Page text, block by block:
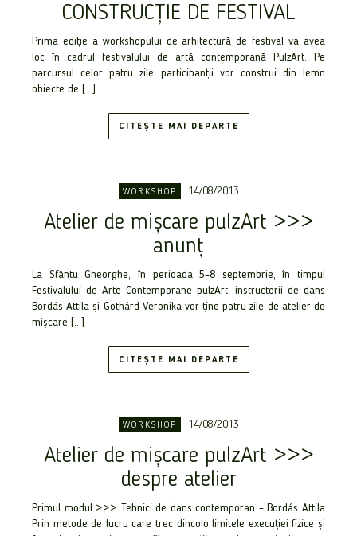
CONSTRUCȚIE DE FESTIVAL
Prima ediție a workshopului de arhitectură de festival va avea
loc în cadrul festivalului de artă contemporană PulzArt. Pe
parcursul celor patru zile participanții vor construi din lemn
obiecte de […]
CITEȘTE MAI DEPARTE
WORKSHOP 14/08/2013
Atelier de mişcare pulzArt >>>
anunț
La Sfântu Gheorghe, în perioada 5–8 septembrie, în timpul
Festivalului de Arte Contemporane pulzArt, instructorii de dans
Bordás Attila şi Gothárd Veronika vor ţine patru zile de atelier de
mişcare […]
CITEȘTE MAI DEPARTE
WORKSHOP 14/08/2013
Atelier de mişcare pulzArt >>>
despre atelier
Primul modul >>> Tehnici de dans contemporan – Bordás Attila
Prin metode de lucru care trec dincolo limitele execuţiei fizice şi